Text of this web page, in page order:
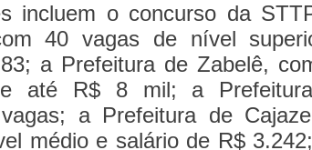
incluem o concurso da
40 vagas de nível
a Prefeitura de Zabelê,
até R$ 8 mil; a
a Prefeitura de
médio e salário de R$